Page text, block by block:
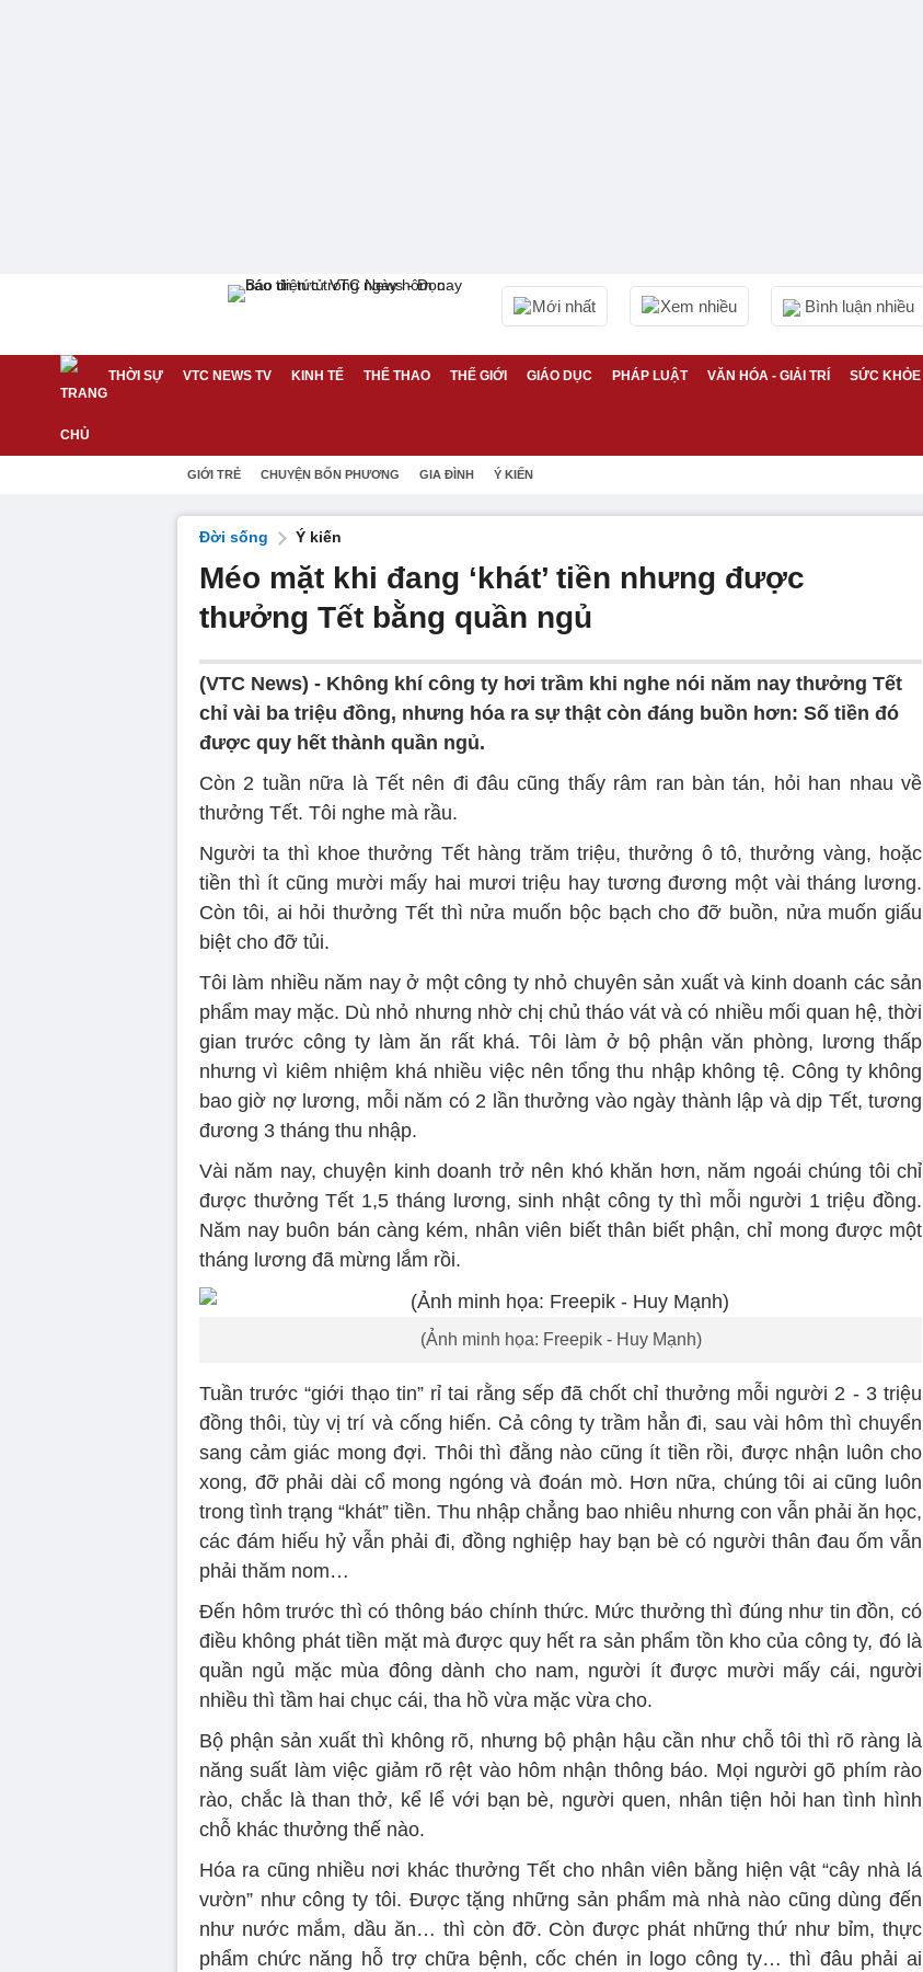
Mới nhất Xem nhiều Bình luận nhiều
THỜI SỰ VTC NEWS TV KINH TẾ THỂ THAO THẾ GIỚI GIÁO DỤC PHÁP LUẬT VĂN HÓA - GIẢI TRÍ SỨC KHỎE
GIỚI TRẺ CHUYỆN BỐN PHƯƠNG GIA ĐÌNH Ý KIẾN
Đời sống Ý kiến
Méo mặt khi đang ‘khát’ tiền nhưng được
thưởng Tết bằng quần ngủ
(VTC News) - Không khí công ty hơi trầm khi nghe nói năm nay thưởng Tết
chỉ vài ba triệu đồng, nhưng hóa ra sự thật còn đáng buồn hơn: Số tiền đó
được quy hết thành quần ngủ.
Còn 2 tuần nữa là Tết nên đi đâu cũng thấy râm ran bàn tán, hỏi han nhau về
thưởng Tết. Tôi nghe mà rầu.
Người ta thì khoe thưởng Tết hàng trăm triệu, thưởng ô tô, thưởng vàng, hoặc
tiền thì ít cũng mười mấy hai mươi triệu hay tương đương một vài tháng lương.
Còn tôi, ai hỏi thưởng Tết thì nửa muốn bộc bạch cho đỡ buồn, nửa muốn giấu
biệt cho đỡ tủi.
Tôi làm nhiều năm nay ở một công ty nhỏ chuyên sản xuất và kinh doanh các sản
phẩm may mặc. Dù nhỏ nhưng nhờ chị chủ tháo vát và có nhiều mối quan hệ, thời
gian trước công ty làm ăn rất khá. Tôi làm ở bộ phận văn phòng, lương thấp
nhưng vì kiêm nhiệm khá nhiều việc nên tổng thu nhập không tệ. Công ty không
bao giờ nợ lương, mỗi năm có 2 lần thưởng vào ngày thành lập và dịp Tết, tương
đương 3 tháng thu nhập.
Vài năm nay, chuyện kinh doanh trở nên khó khăn hơn, năm ngoái chúng tôi chỉ
được thưởng Tết 1,5 tháng lương, sinh nhật công ty thì mỗi người 1 triệu đồng.
Năm nay buôn bán càng kém, nhân viên biết thân biết phận, chỉ mong được một
tháng lương đã mừng lắm rồi.
(Ảnh minh họa: Freepik - Huy Mạnh)
Tuần trước “giới thạo tin” rỉ tai rằng sếp đã chốt chỉ thưởng mỗi người 2 - 3 triệu
đồng thôi, tùy vị trí và cống hiến. Cả công ty trầm hẳn đi, sau vài hôm thì chuyển
sang cảm giác mong đợi. Thôi thì đằng nào cũng ít tiền rồi, được nhận luôn cho
xong, đỡ phải dài cổ mong ngóng và đoán mò. Hơn nữa, chúng tôi ai cũng luôn
trong tình trạng “khát” tiền. Thu nhập chẳng bao nhiêu nhưng con vẫn phải ăn học,
các đám hiếu hỷ vẫn phải đi, đồng nghiệp hay bạn bè có người thân đau ốm vẫn
phải thăm nom…
Đến hôm trước thì có thông báo chính thức. Mức thưởng thì đúng như tin đồn, có
điều không phát tiền mặt mà được quy hết ra sản phẩm tồn kho của công ty, đó là
quần ngủ mặc mùa đông dành cho nam, người ít được mười mấy cái, người
nhiều thì tầm hai chục cái, tha hồ vừa mặc vừa cho.
Bộ phận sản xuất thì không rõ, nhưng bộ phận hậu cần như chỗ tôi thì rõ ràng là
năng suất làm việc giảm rõ rệt vào hôm nhận thông báo. Mọi người gõ phím rào
rào, chắc là than thở, kể lể với bạn bè, người quen, nhân tiện hỏi han tình hình
chỗ khác thưởng thế nào.
Hóa ra cũng nhiều nơi khác thưởng Tết cho nhân viên bằng hiện vật “cây nhà lá
vườn” như công ty tôi. Được tặng những sản phẩm mà nhà nào cũng dùng đến
như nước mắm, dầu ăn… thì còn đỡ. Còn được phát những thứ như bỉm, thực
phẩm chức năng hỗ trợ chữa bệnh, cốc chén in logo công ty… thì đâu phải ai